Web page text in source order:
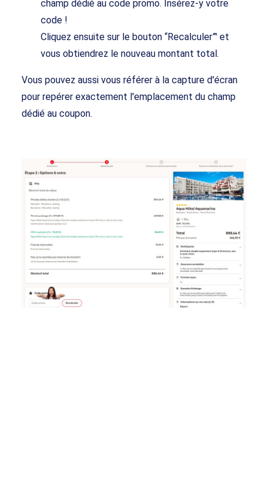
champ dédié au code promo. Insérez-y votre
code !
Cliquez ensuite sur le bouton “Recalculer”' et
vous obtiendrez le nouveau montant total.
Vous pouvez aussi vous référer à la capture d'écran
pour repérer exactement l'emplacement du champ
dédié au coupon.